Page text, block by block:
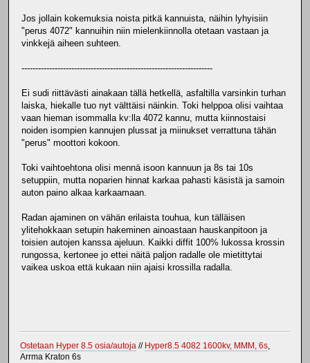
Jos jollain kokemuksia noista pitkä kannuista, näihin lyhyisiin
"perus 4072" kannuihin niin mielenkiinnolla otetaan vastaan ja
vinkkejä aiheen suhteen.
---------------------------------------------------------------------
Ei sudi riittävästi ainakaan tällä hetkellä, asfaltilla varsinkin turhan
laiska, hiekalle tuo nyt välttäisi näinkin. Toki helppoa olisi vaihtaa
vaan hieman isommalla kv:lla 4072 kannu, mutta kiinnostaisi
noiden isompien kannujen plussat ja miinukset verrattuna tähän
"perus" moottori kokoon.
Toki vaihtoehtona olisi mennä isoon kannuun ja 8s tai 10s
setuppiin, mutta noparien hinnat karkaa pahasti käsistä ja samoin
auton paino alkaa karkaamaan.
Radan ajaminen on vähän erilaista touhua, kun tälläisen
ylitehokkaan setupin hakeminen ainoastaan hauskanpitoon ja
toisien autojen kanssa ajeluun. Kaikki diffit 100% lukossa krossin
rungossa, kertonee jo ettei näitä paljon radalle ole mietittytai
vaikea uskoa että kukaan niin ajaisi krossilla radalla.
Ostetaan Hyper 8.5 osia/autoja // Hyper8.5 4082 1600kv, MMM, 6s,
Arrma Kraton 6s